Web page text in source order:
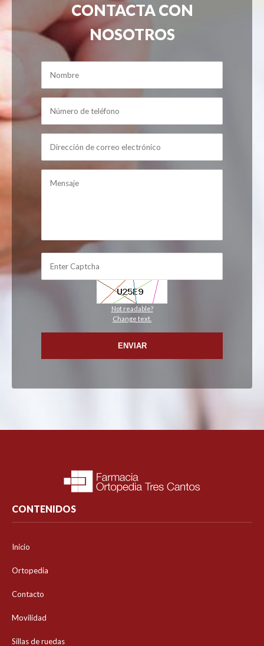
CONTACTA CON
NOSOTROS
Not readable?
Change text.
ENVIAR
CONTENIDOS
Inicio
Ortopedia
Contacto
Movilidad
Sillas de ruedas